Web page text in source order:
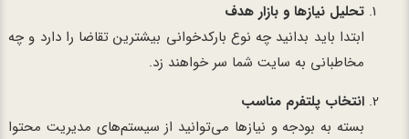
تحلیل نیازها و بازار هدف
ابتدا باید بدانید چه نوع بارکدخوانی بیشترین تقاضا را دارد و چه
مخاطبانی به سایت شما سر خواهند زد.
انتخاب پلتفرم مناسب
بسته به بودجه و نیازها می‌توانید از سیستم‌های مدیریت محتوا